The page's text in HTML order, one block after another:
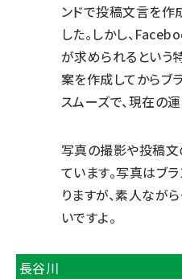
ンドで投稿文言を作
した。しかし、
が求められるという
案を作成してからブ
スムーズで、現在の
写真の撮影や投稿文
ています。写真はブ
りますが、素人なが
いですよ。
長谷川